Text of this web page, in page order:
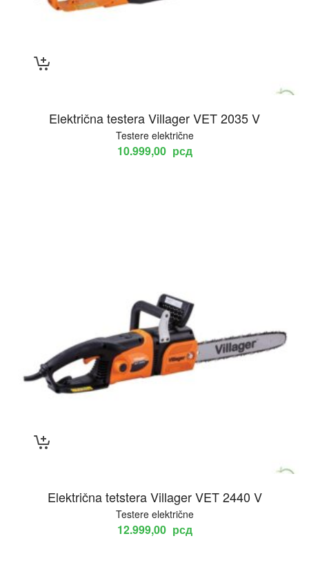
Električna testera Villager VET 2035 V
Testere električne
10.999,00 рсд
Električna tetstera Villager VET 2440 V
Testere električne
12.999,00 рсд